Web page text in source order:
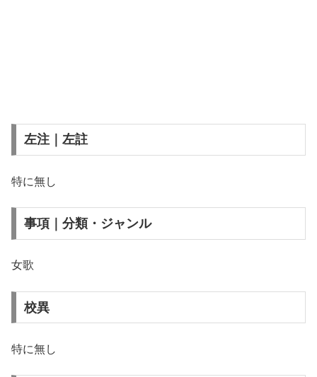
左注｜左註
特に無し
事項｜分類・ジャンル
女歌
校異
特に無し